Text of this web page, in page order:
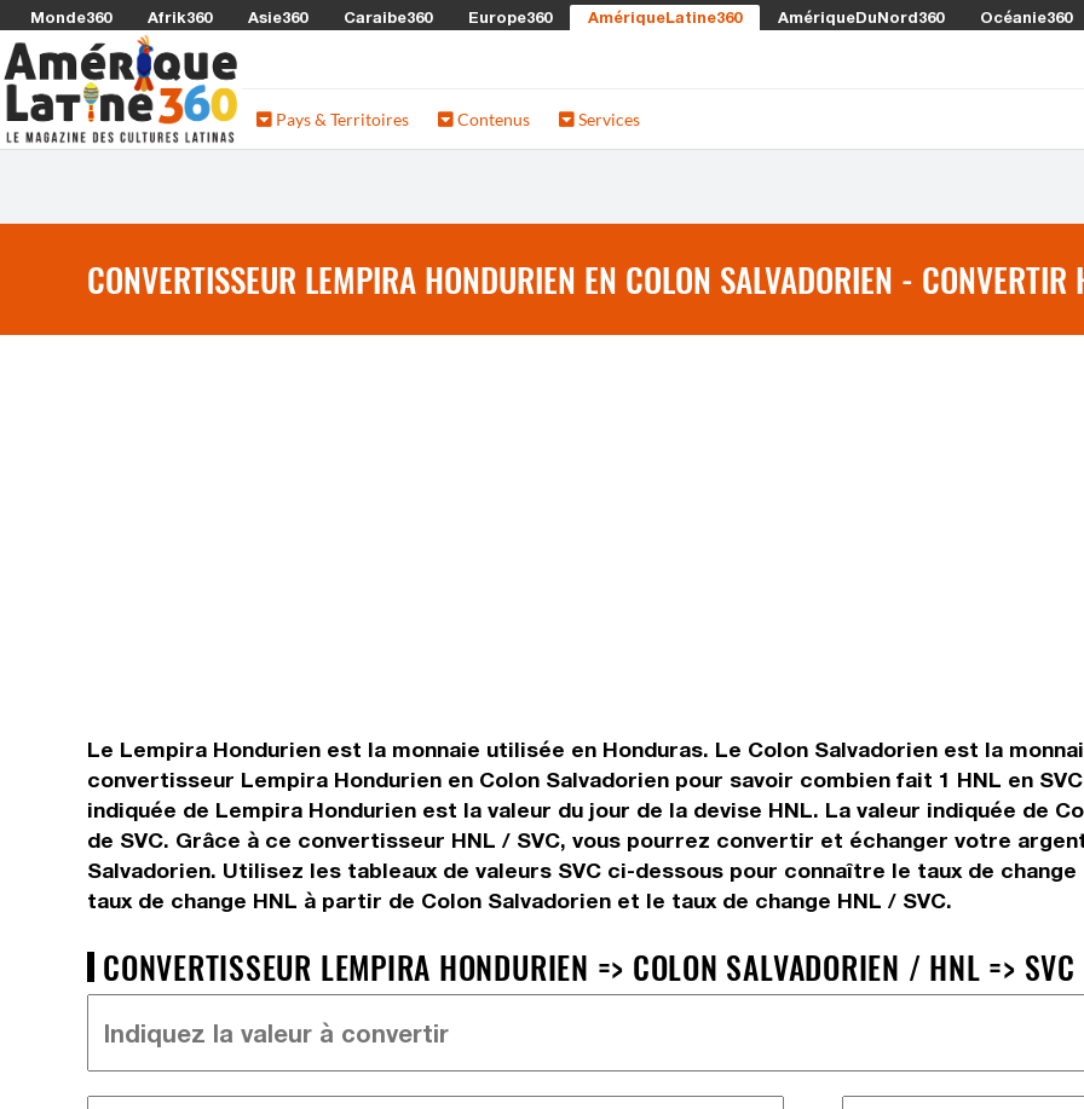
Monde360 Afrik360 Asie360 Caraibe360 Europe360 AmériqueLatine360 AmériqueDuNord360 Océanie360
Pays & Territoires Contenus Services
CONVERTISSEUR LEMPIRA HONDURIEN EN COLON SALVADORIEN -
Le Lempira Hondurien est la monnaie utilisée en Honduras. Le Colon Salvadorien est la
convertisseur Lempira Hondurien en Colon Salvadorien pour savoir combien fait 1 HNL en
indiquée de Lempira Hondurien est la valeur du jour de la devise HNL. La valeur indiquée de
de SVC. Grâce à ce convertisseur HNL / SVC, vous pourrez convertir et échanger votre
Salvadorien. Utilisez les tableaux de valeurs SVC ci-dessous pour connaître le taux de
taux de change HNL à partir de Colon Salvadorien et le taux de change HNL / SVC.
CONVERTISSEUR LEMPIRA HONDURIEN => COLON SALVADORIEN / HNL => SVC